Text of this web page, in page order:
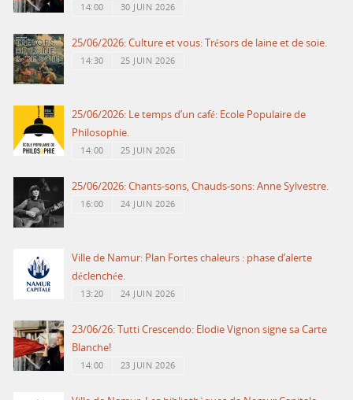
14:00 30 JUIN 2026
25/06/2026: Culture et vous: Trésors de laine et de soie.
14:30 25 JUIN 2026
25/06/2026: Le temps d’un café: Ecole Populaire de
Philosophie.
14:00 25 JUIN 2026
25/06/2026: Chants-sons, Chauds-sons: Anne Sylvestre.
16:00 24 JUIN 2026
Ville de Namur: Plan Fortes chaleurs : phase d’alerte
déclenchée.
13:20 24 JUIN 2026
23/06/26: Tutti Crescendo: Elodie Vignon signe sa Carte
Blanche!
14:00 23 JUIN 2026